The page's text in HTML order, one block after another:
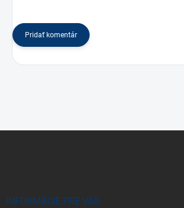
Pridať komentár
INFORMÁCIE PRE VÁS